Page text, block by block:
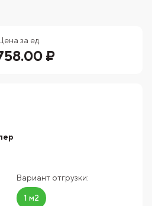
за ед.
₽
Вариант отгрузки:
1 м2